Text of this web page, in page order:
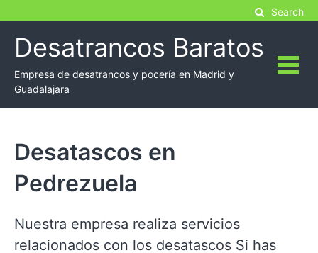
content
Search
Desatrancos Baratos
Empresa de desatrancos y pocería en Madrid y
Guadalajara
Desatascos en
Pedrezuela
Nuestra empresa realiza servicios
relacionados con los desatascos Si has